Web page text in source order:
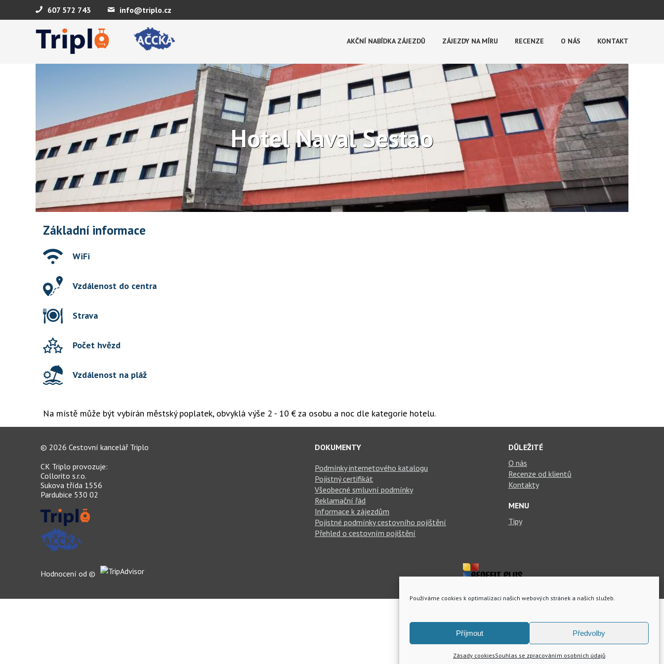
Používáme cookies k optimalizaci našich webových stránek a našich služeb.
Příjmout Předvolby
Zásady cookiesSouhlas se zpracováním osobních údajů
607 572 743 info@triplo.cz
AKČNÍ NABÍDKA ZÁJEZDŮ ZÁJEZDY NA MÍRU RECENZE O NÁS KONTAKT
Hotel Naval Sestao
Základní informace
WiFi
Vzdálenost do centra
Strava
Počet hvězd
Vzdálenost na pláž
Na místě může být vybírán městský poplatek, obvyklá výše 2 - 10 € za osobu a noc dle kategorie hotelu.
© 2026 Cestovní kancelář Triplo
CK Triplo provozuje:
Collorito s.r.o.
Sukova třída 1556
Pardubice 530 02
DOKUMENTY
Podmínky internetového katalogu
Pojistný certifikát
Všeobecné smluvní podmínky
Reklamační řád
Informace k zájezdům
Pojistné podmínky cestovního pojištění
Přehled o cestovním pojištění
DŮLEŽITÉ
O nás
Recenze od klientů
Kontakty
MENU
Tipy
Hodnocení od ©